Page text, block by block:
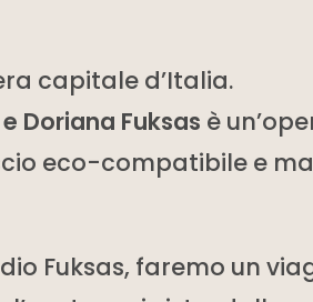
capitale d’Italia.
Doriana Fuksas è
eco-compatibile e
Fuksas, faremo un